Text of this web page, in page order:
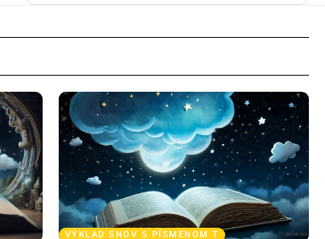
VÝKLAD SNOV S PÍSMENOM T